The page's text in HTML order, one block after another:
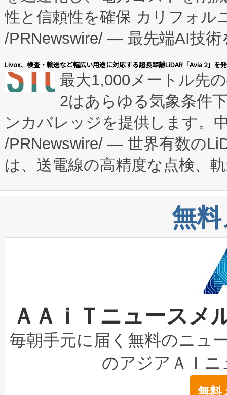
に、患者やサプライチェーン
キー方式で拡張性が高く、持
す。FCCM‑を活用した現地生
患者にとっての費用負担を大
のアクセスを大幅に拡大する
Fully-Connected Continuous
プログラムには、施設設計・
に関する技術移転および知的
構造化トレーニングカリキュ
上げおよび商用化段階におけ
設備整備および立ち上げ調整
加組織は、Enzeneのバイオ
選定された製品について、自
取得できる可能性もあります
設には、3億～4億ドルかか
最高経営責任者（CEO）であ
す。「当社のfully-connected
ームを利用すれば、6,000万
性と信頼性を確保 カリフォル
/PRNewswire/ — 最先端AI技術
会社エーアイ・アンド：本社
President原信平）と、エンタ
ードするVoltaiqは、日本にあ
ーエネルギー貯蔵システム（
た。 Voltaiq独自のAI搭載プラ
定、統合、導入、運用に至る
安全性を追跡し、確保する事
増加しているデータセンター
る電力網に大きな負担をかけ
事業者の負担軽減という課題
系統連系を迅速にし、ピーク
限を超えて利用可能な電力容
持できるよう貢献します。こ
ービスレベル契約（SLA）違
テリー性能の劣化によるダウ
念は、現在データセンターが
Livox、検査・輸送など幅広い用途に対応する超長距離LiDAR「Avia 2」を
最大1,000メートル先
2はあらゆる気象条件
ンカバレッジを提供します。
/PRNewswire/ — 世界有数の
は、送電線の高精度な点検、
や穀物倉庫におけるバルク材
リューション「Avia 2」を発
したAvia 2は、1,000メート
狭視野のFOVを切り替えるこ
ケーブル、枝などの細かな対
なレーザースポットにより、
な環境下でも豊かなディテー
キロメートル範囲を検出
LiDAR for Inspections,
は1535 nmレーザーを搭載。
無
ＡＡｉＴニュース
毎朝手元に届く無料のニュ
のアジアＡＩ
無料